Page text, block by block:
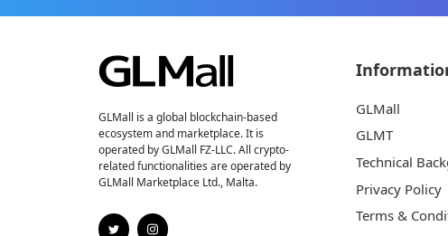
GLMall is a global blockchain-based
ecosystem and marketplace. It is
operated by GLMall FZ-LLC. All crypto-
related functionalities are operated by
GLMall Marketplace Ltd., Malta.
GLMall
GLMT
Technical
Privacy Policy
Terms &